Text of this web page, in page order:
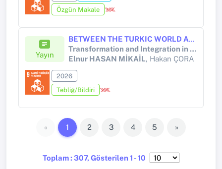
Özgün Makale
Yayın
BETWEEN THE TURKIC WORLD AND EASTERN EUROPE: AZERBAIJAN–UKRAINE RELATIONS IN AN ERA OF GEOPOLITICAL TRANSFORMATION, ECONOMIC CONNECTIVITY, AND TECHNOLOGICAL COOPERATION
Transformation and Integration in the Turkic World: Economy, Politics, and Technology
Elnur HASAN MİKAİL, Hakan ÇORA
2026
Tebliğ/Bildiri
Toplam : 307, Gösterilen 1 - 10
« 1 2 3 4 5 »